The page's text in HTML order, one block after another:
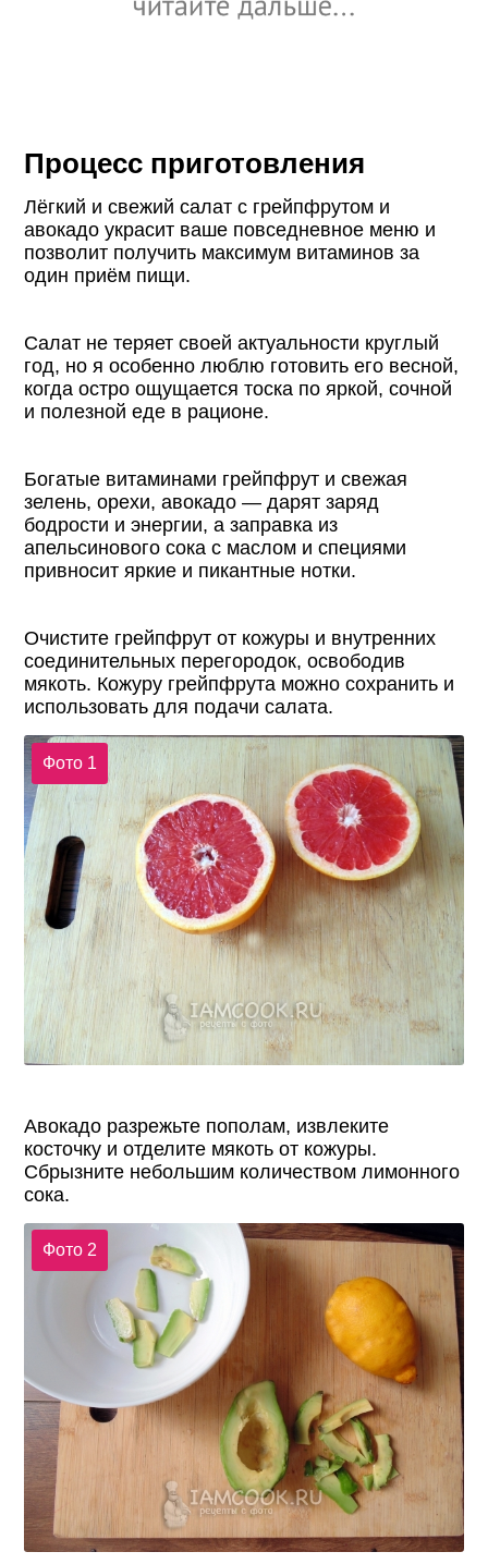
Процесс приготовления
Лёгкий и свежий салат с грейпфрутом и
авокадо украсит ваше повседневное меню и
позволит получить максимум витаминов за
один приём пищи.
Салат не теряет своей актуальности круглый
год, но я особенно люблю готовить его весной,
когда остро ощущается тоска по яркой, сочной
и полезной еде в рационе.
Богатые витаминами грейпфрут и свежая
зелень, орехи, авокадо — дарят заряд
бодрости и энергии, а заправка из
апельсинового сока с маслом и специями
привносит яркие и пикантные нотки.
Очистите грейпфрут от кожуры и внутренних
соединительных перегородок, освободив
мякоть. Кожуру грейпфрута можно сохранить и
использовать для подачи салата.
Фото 1
Авокадо разрежьте пополам, извлеките
косточку и отделите мякоть от кожуры.
Сбрызните небольшим количеством лимонного
сока.
Фото 2